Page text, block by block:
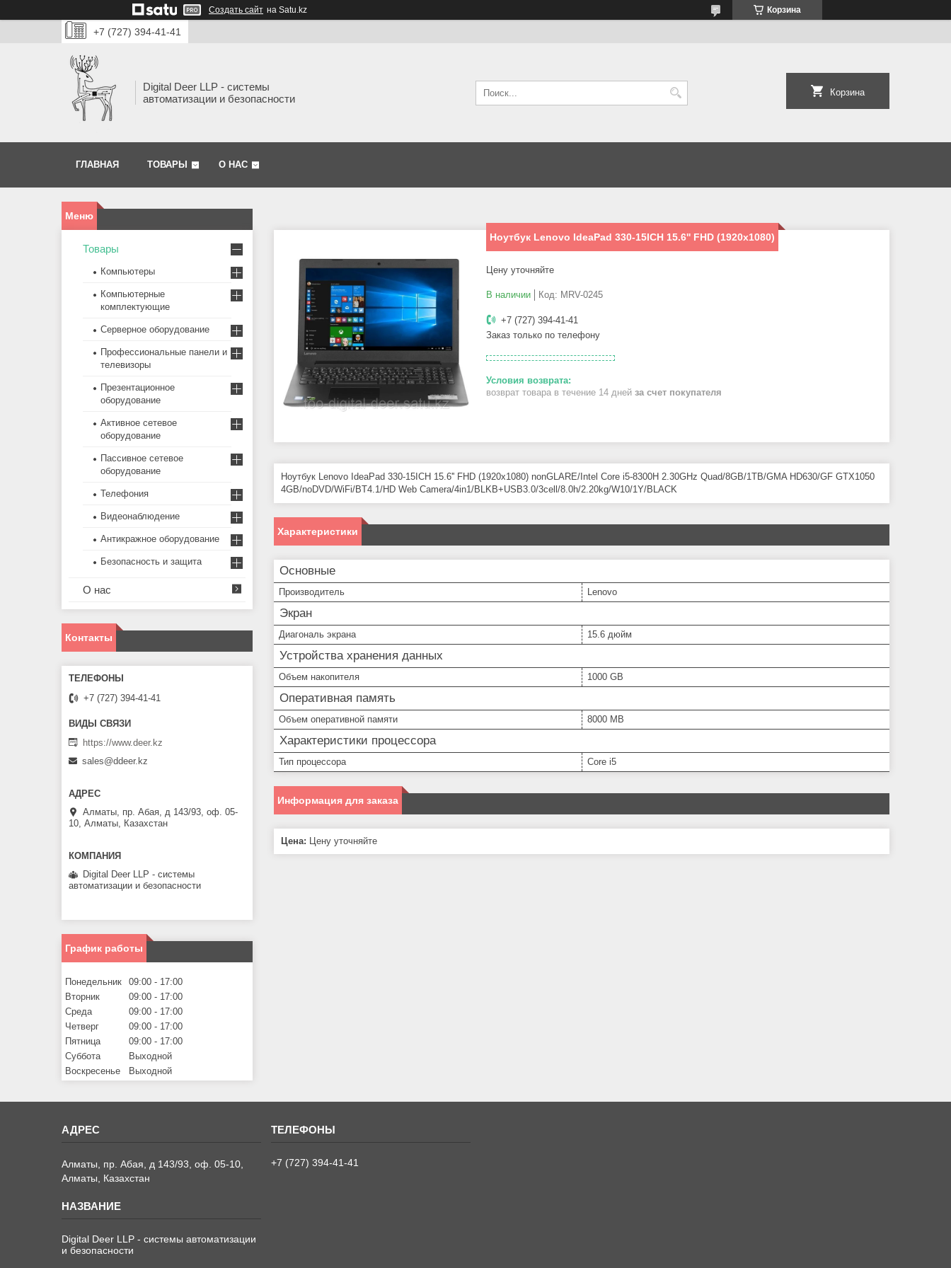
Создать сайт на Satu.kz Корзина
+7 (727) 394-41-41
Digital Deer LLP - системы
автоматизации и безопасности
Корзина
ГЛАВНАЯ ТОВАРЫ О НАС
Ноутбук Lenovo IdeaPad 330-15ICH 15.6'' FHD (1920x1080)
Цену уточняйте
В наличии Код: MRV-0245
+7 (727) 394-41-41
Заказ только по телефону
возврат товара в течение 14 дней за счет покупателя
Ноутбук Lenovo IdeaPad 330-15ICH 15.6'' FHD (1920x1080) nonGLARE/Intel Core i5-8300H 2.30GHz Quad/8GB/1TB/GMA HD630/GF GTX1050
4GB/noDVD/WiFi/BT4.1/HD Web Camera/4in1/BLKB+USB3.0/3cell/8.0h/2.20kg/W10/1Y/BLACK
Характеристики
Основные
Производитель Lenovo
Экран
Диагональ экрана 15.6 дюйм
Устройства хранения данных
Объем накопителя 1000 GB
Оперативная память
Объем оперативной памяти 8000 MB
Характеристики процессора
Тип процессора Core i5
Информация для заказа
Цена: Цену уточняйте
Товары
Компьютеры
Компьютерные
комплектующие
Серверное оборудование
Профессиональные панели и
телевизоры
Презентационное
оборудование
Активное сетевое
оборудование
Пассивное сетевое
оборудование
Телефония
Видеонаблюдение
Антикражное оборудование
Безопасность и защита
О нас
Контакты
+7 (727) 394-41-41
https://www.deer.kz
sales@ddeer.kz
Алматы, пр. Абая, д 143/93, оф. 05-
10, Алматы, Казахстан
Digital Deer LLP - системы
автоматизации и безопасности
График работы
Понедельник 09:00
17:00
Вторник
09:00
17:00
Среда
09:00
17:00
Четверг
09:00
17:00
Пятница
09:00
17:00
Суббота
Выходной
Воскресенье
Выходной
Алматы, пр. Абая, д 143/93, оф. 05-10,
Алматы, Казахстан
Digital Deer LLP - системы автоматизации
и безопасности
+7 (727) 394-41-41